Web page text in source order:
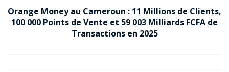
Orange Money au Cameroun : 11 Millions de Clients,
100 000 Points de Vente et 59 003 Milliards FCFA de
Transactions en 2025